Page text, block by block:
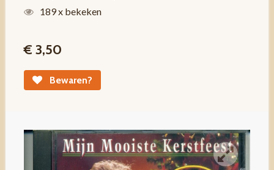
189 x bekeken
€ 3,50
Bewaren?